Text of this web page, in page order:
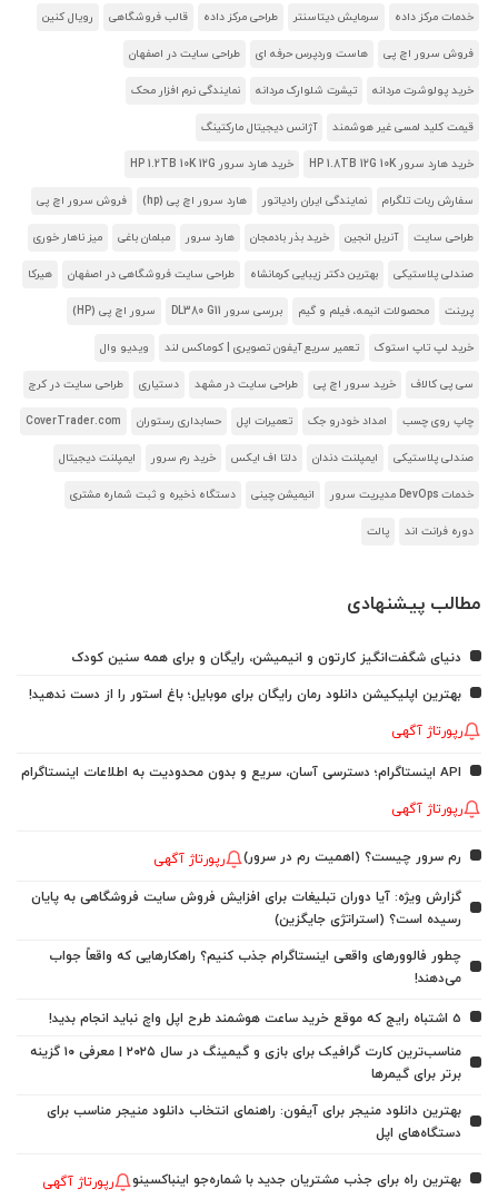
خدمات مرکز داده سرمایش دیتاسنتر طراحی مرکز داده قالب فروشگاهی رویال کنین
فروش سرور اچ پی هاست وردپرس حرفه ای طراحی سایت در اصفهان
خرید پولوشرت مردانه تیشرت شلوارک مردانه نمایندگی نرم افزار محک
قیمت کلید لمسی غیر هوشمند آژانس دیجیتال مارکتینگ
خرید هارد سرور HP 1.8TB 12G 10K خرید هارد سرور HP 1.2TB 10K 12G
سفارش ربات تلگرام نمایندگی ایران رادیاتور هارد سرور اچ پی (hp) فروش سرور اچ پی
طراحی سایت آنریل انجین خرید بذر بادمجان هارد سرور مبلمان باغی میز ناهار خوری
صندلی پلاستیکی بهترین دکتر زیبایی کرمانشاه طراحی سایت فروشگاهی در اصفهان هیرکا
پرینت محصولات انیمه، فیلم و گیم بررسی سرور DL380 G11 سرور اچ پی (HP)
خرید لپ تاپ استوک تعمیر سریع آیفون تصویری | کوماکس لند ویدیو وال
سی پی کالاف خرید سرور اچ پی طراحی سایت در مشهد دستیاری طراحی سایت در کرج
چاپ روی چسب امداد خودرو جک تعمیرات اپل حسابداری رستوران CoverTrader.com
صندلی پلاستیکی ایمپلنت دندان دلتا اف ایکس خرید رم سرور ایمپلنت دیجیتال
خدمات DevOps مدیریت سرور انیمیشن چینی دستگاه ذخیره و ثبت شماره مشتری
دوره فرانت اند پالت
مطالب پیشنهادی
دنیای شگفت‌انگیز کارتون و انیمیشن، رایگان و برای همه سنین کودک
بهترین اپلیکیشن دانلود رمان رایگان برای موبایل؛ باغ استور را از دست ندهید!
رپورتاژ آگهی
API اینستاگرام؛ دسترسی آسان، سریع و بدون محدودیت به اطلاعات اینستاگرام
رپورتاژ آگهی
رم سرور چیست؟ (اهمیت رم در سرور) رپورتاژ آگهی
گزارش ویژه: آیا دوران تبلیغات برای افزایش فروش سایت فروشگاهی به پایان
رسیده است؟ (استراتژی جایگزین)
چطور فالوورهای واقعی اینستاگرام جذب کنیم؟ راهکارهایی که واقعاً جواب
می‌دهند!
5 اشتباه رایج که موقع خرید ساعت هوشمند طرح اپل واچ نباید انجام بدید!
مناسب‌ترین کارت گرافیک برای بازی و گیمینگ در سال ۲۰۲۵ | معرفی ۱۰ گزینه
برتر برای گیمرها
بهترین دانلود منیجر برای آیفون: راهنمای انتخاب دانلود منیجر مناسب برای
دستگاه‌های اپل
بهترین راه برای جذب مشتریان جدید با شماره‌جو اینباکسینو رپورتاژ آگهی